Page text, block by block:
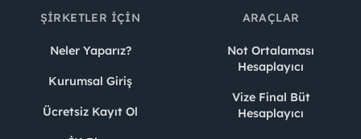
ŞIRKETLER İÇIN
Neler Yaparız?
Kurumsal Giriş
Ücretsiz Kayıt Ol
ARAÇLAR
Not Ortalaması
Hesaplayıcı
Vize Final Büt
Hesaplayıcı